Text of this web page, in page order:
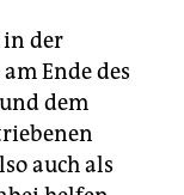
in der
Ende des
dem
auch als